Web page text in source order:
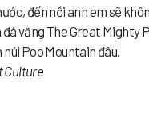
đến nỗi anh em sẽ
đá văng The Great Mighty
Poo Mountain đâu.
Culture